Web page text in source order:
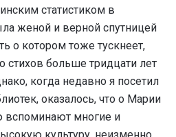
статистиком в
женой и верной спутницей
о котором тоже тускнеет,
стихов больше тридцати лет
когда недавно я посетил
оказалось, что о Марии
вспоминают многие и